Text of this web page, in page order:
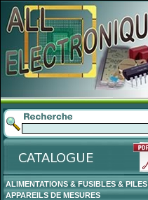
ALIMENTATIONS & FUSIBLES & PILES
APPAREILS DE MESURES